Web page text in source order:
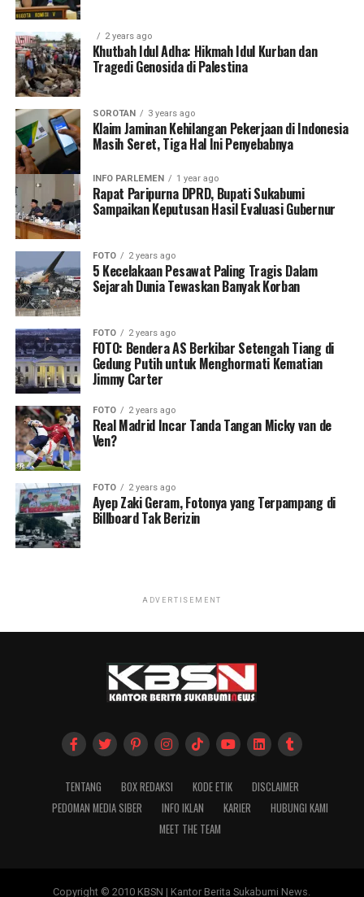
2 years ago
Khutbah Idul Adha: Hikmah Idul Kurban dan
Tragedi Genosida di Palestina
SOROTAN 3 years ago
Klaim Jaminan Kehilangan Pekerjaan di Indonesia
Masih Seret, Tiga Hal Ini Penyebabnya
INFO PARLEMEN 1 year ago
Rapat Paripurna DPRD, Bupati Sukabumi
Sampaikan Keputusan Hasil Evaluasi Gubernur
FOTO 2 years ago
5 Kecelakaan Pesawat Paling Tragis Dalam
Sejarah Dunia Tewaskan Banyak Korban
FOTO 2 years ago
FOTO: Bendera AS Berkibar Setengah Tiang di
Gedung Putih untuk Menghormati Kematian
Jimmy Carter
FOTO 2 years ago
Real Madrid Incar Tanda Tangan Micky van de
Ven?
FOTO 2 years ago
Ayep Zaki Geram, Fotonya yang Terpampang di
Billboard Tak Berizin
ADVERTISEMENT
TENTANG BOX REDAKSI KODE ETIK
DISCLAIMER
PEDOMAN MEDIA SIBER
INFO IKLAN KARIER
HUBUNGI KAMI
MEET THE TEAM
Copyright © 2010 KBSN | Kantor Berita Sukabumi News.